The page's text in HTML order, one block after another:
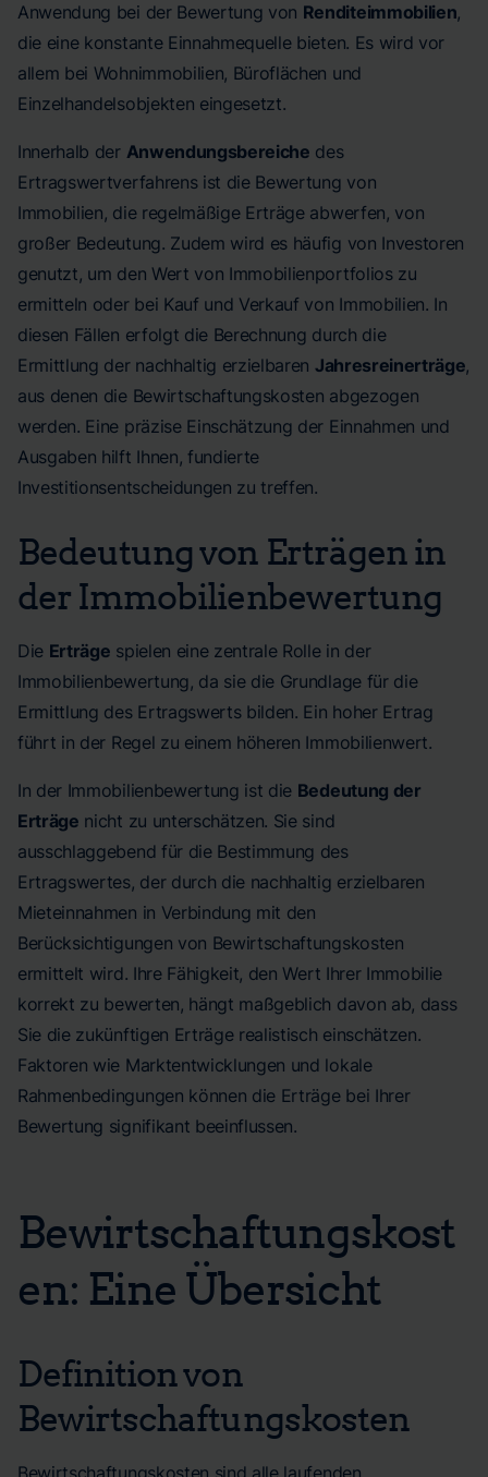
Anwendung bei der Bewertung von Renditeimmobilien,
die eine konstante Einnahmequelle bieten. Es wird vor
allem bei Wohnimmobilien, Büroflächen und
Einzelhandelsobjekten eingesetzt.
Innerhalb der Anwendungsbereiche des
Ertragswertverfahrens ist die Bewertung von
Immobilien, die regelmäßige Erträge abwerfen, von
großer Bedeutung. Zudem wird es häufig von Investoren
genutzt, um den Wert von Immobilienportfolios zu
ermitteln oder bei Kauf und Verkauf von Immobilien. In
diesen Fällen erfolgt die Berechnung durch die
Ermittlung der nachhaltig erzielbaren Jahresreinerträge,
aus denen die Bewirtschaftungskosten abgezogen
werden. Eine präzise Einschätzung der Einnahmen und
Ausgaben hilft Ihnen, fundierte
Investitionsentscheidungen zu treffen.
Bedeutung von Erträgen in
der Immobilienbewertung
Die Erträge spielen eine zentrale Rolle in der
Immobilienbewertung, da sie die Grundlage für die
Ermittlung des Ertragswerts bilden. Ein hoher Ertrag
führt in der Regel zu einem höheren Immobilienwert.
In der Immobilienbewertung ist die Bedeutung der
Erträge nicht zu unterschätzen. Sie sind
ausschlaggebend für die Bestimmung des
Ertragswertes, der durch die nachhaltig erzielbaren
Mieteinnahmen in Verbindung mit den
Berücksichtigungen von Bewirtschaftungskosten
ermittelt wird. Ihre Fähigkeit, den Wert Ihrer Immobilie
korrekt zu bewerten, hängt maßgeblich davon ab, dass
Sie die zukünftigen Erträge realistisch einschätzen.
Faktoren wie Marktentwicklungen und lokale
Rahmenbedingungen können die Erträge bei Ihrer
Bewertung signifikant beeinflussen.
Bewirtschaftungskost
en: Eine Übersicht
Definition von
Bewirtschaftungskosten
Bewirtschaftungskosten sind alle laufenden